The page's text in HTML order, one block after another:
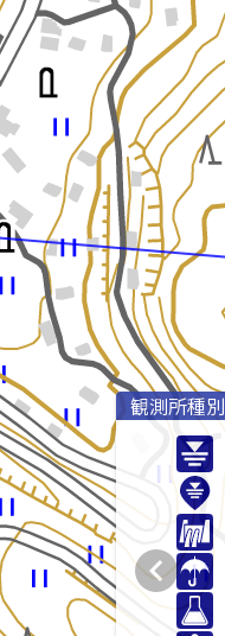
観測所種別
chevron_left